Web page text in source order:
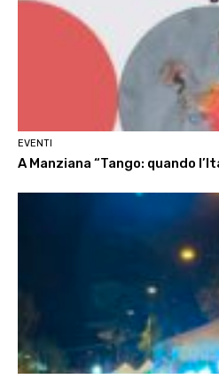
EVENTI
A Manziana “Tango: quando